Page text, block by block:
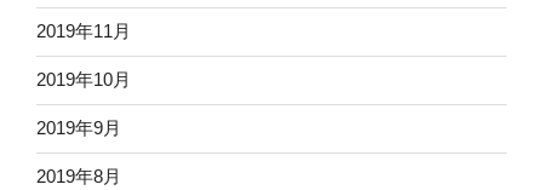
2019年11月
2019年10月
2019年9月
2019年8月